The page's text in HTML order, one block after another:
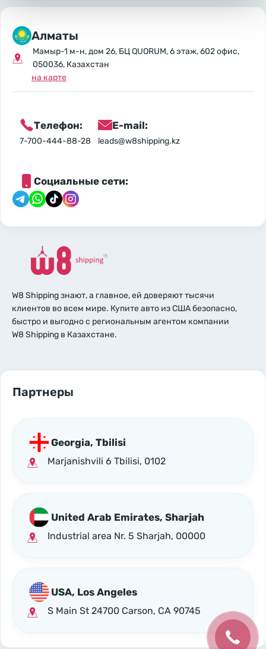
Алматы
Мамыр-1 м-н, дом 26, БЦ QUORUM, 6 этаж, 602 офис,
050036, Казахстан
на карте
Телефон:
7-700-444-88-28
E-mail:
leads@w8shipping.kz
Социальные сети:
W8 Shipping знают, а главное, ей доверяют тысячи
клиентов во всем мире. Купите авто из США безопасно,
быстро и выгодно с региональным агентом компании
W8 Shipping в Казахстане.
Партнеры
Georgia, Tbilisi
Marjanishvili 6 Tbilisi, 0102
United Arab Emirates, Sharjah
Industrial area Nr. 5 Sharjah, 00000
USA, Los Angeles
S Main St 24700 Carson, CA 90745